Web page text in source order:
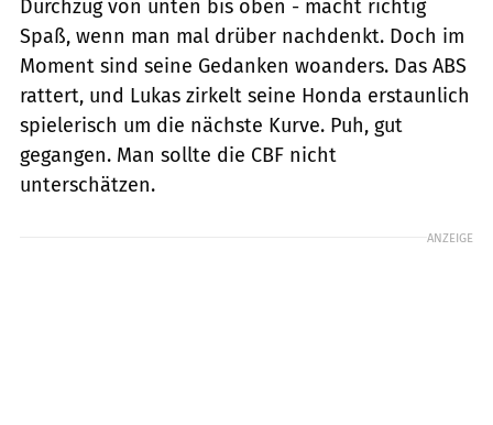
Durchzug von unten bis oben - macht richtig
Spaß, wenn man mal drüber nachdenkt. Doch im
Moment sind seine Gedanken woanders. Das ABS
rattert, und Lukas zirkelt seine Honda erstaunlich
spielerisch um die nächste Kurve. Puh, gut
gegangen. Man sollte die CBF nicht
unterschätzen.
ANZEIGE